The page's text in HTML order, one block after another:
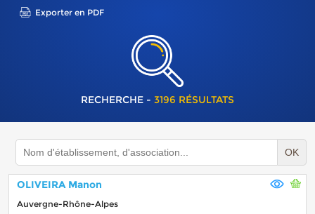
Exporter en PDF
RECHERCHE - 3196 RÉSULTATS
OK
OLIVEIRA Manon
Auvergne-Rhône-Alpes